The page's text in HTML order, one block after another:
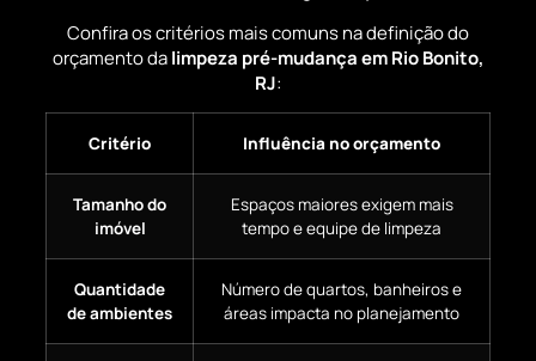
Confira os critérios mais comuns na definição do
orçamento dalimpeza pré-mudança em Rio Bonito,
RJ:
Critério Influência no orçamento
Tamanho do
imóvel
Espaços maiores exigem mais
tempo e equipe de limpeza
Quantidade
de ambientes
Número de quartos, banheiros e
áreas impacta no planejamento